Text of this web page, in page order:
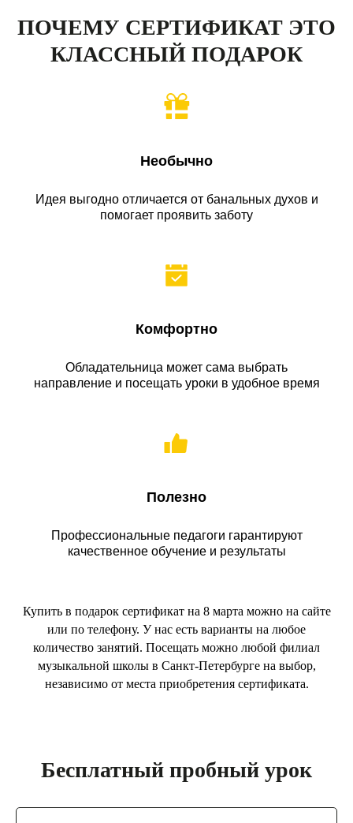
ПОЧЕМУ СЕРТИФИКАТ ЭТО
КЛАССНЫЙ ПОДАРОК
Необычно
Идея выгодно отличается от банальных духов и
помогает проявить заботу
Комфортно
Обладательница может сама выбрать
направление и посещать уроки в удобное время
Полезно
Профессиональные педагоги гарантируют
качественное обучение и результаты
Купить в подарок сертификат на 8 марта можно на сайте
или по телефону. У нас есть варианты на любое
количество занятий. Посещать можно любой филиал
музыкальной школы в Санкт-Петербурге на выбор,
независимо от места приобретения сертификата.
Бесплатный пробный урок